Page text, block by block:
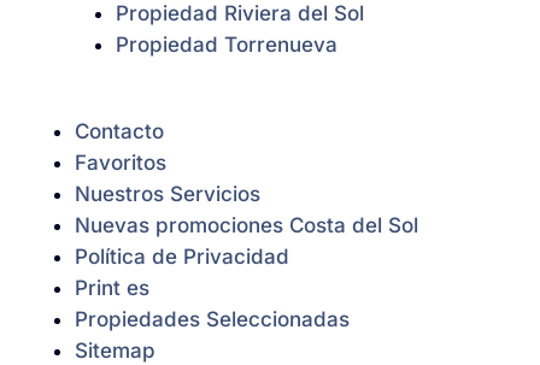
Propiedad Riviera del Sol
Propiedad Torrenueva
Contacto
Favoritos
Nuestros Servicios
Nuevas promociones Costa del Sol
Política de Privacidad
Print es
Propiedades Seleccionadas
Sitemap